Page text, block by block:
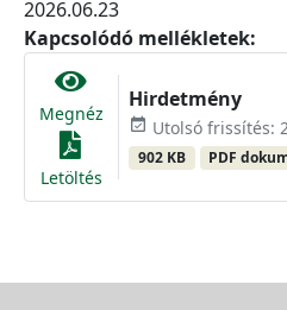
2026.06.23
Kapcsolódó mellékletek:
Megnéz
Letöltés
Hirdetmény
event_available Utolsó frissítés:
902 KB PDF